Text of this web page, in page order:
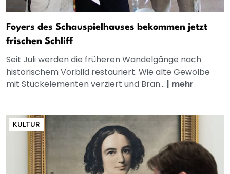
Foyers des Schauspielhauses bekommen jetzt
frischen Schliff
Seit Juli werden die früheren Wandelgänge nach
historischem Vorbild restauriert. Wie alte Gewölbe
mit Stuckelementen verziert und Bran... | mehr
KULTUR